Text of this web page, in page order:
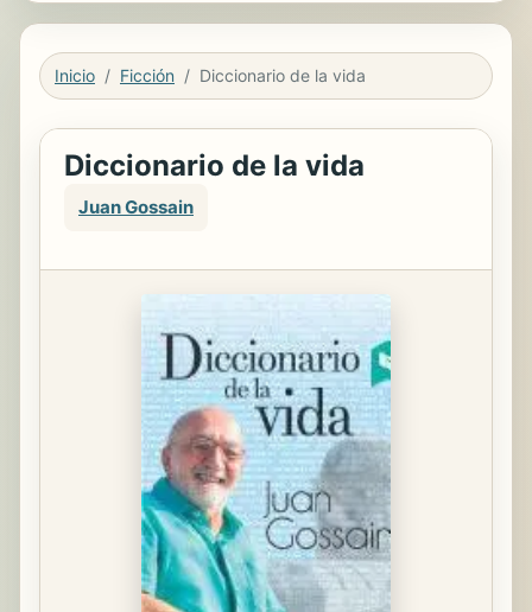
Inicio Ficción Diccionario de la vida
Diccionario de la vida
Juan Gossain